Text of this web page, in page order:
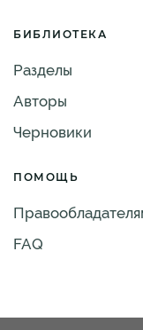
БИБЛИОТЕКА
Разделы
Авторы
Черновики
ПОМОЩЬ
FAQ